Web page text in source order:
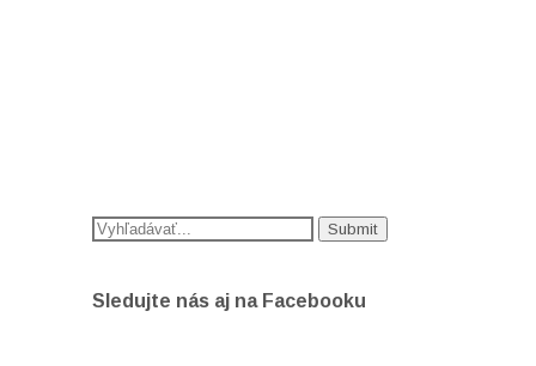
Sledujte nás aj na Facebooku